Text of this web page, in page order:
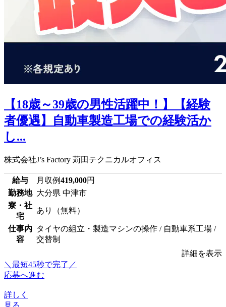
【18歳～39歳の男性活躍中！】【経験
者優遇】自動車製造工場での経験活か
し...
株式会社J’s Factory 苅田テクニカルオフィス
給与 月収例419,000円
勤務地 大分県 中津市
寮・社
宅
あり（無料）
仕事内
容
タイヤの組立・製造マシンの操作 / 自動車系工場 /
交替制
詳細を表示
＼最短45秒で完了／
応募へ進む
詳しく
見る